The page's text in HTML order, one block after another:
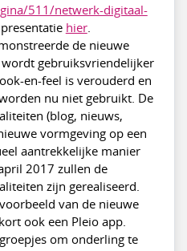
511/netwerk-digitaal-
hier.
de nieuwe
gebruiksvriendelijker
en-feel is verouderd en
nu niet gebruikt. De
(blog, nieuws,
vormgeving op een
aantrekkelijke manier
2017 zullen de
zijn gerealiseerd.
van de nieuwe
ook een Pleio app.
om onderling te